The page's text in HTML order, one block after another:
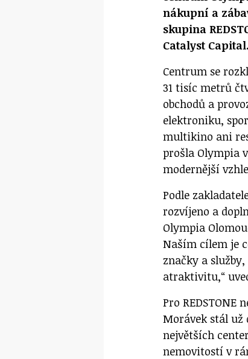
nákupní a
skupina
Catalyst Capital.
Centrum se
31 tisíc metrů
obchodů a
elektroniku,
multikino ani
prošla Olympia
modernější
Podle
rozvíjeno a
Olympia
Naším cílem je
značky a
atraktivitu,“
Pro
Morávek stál už
největších
nemovitostí v